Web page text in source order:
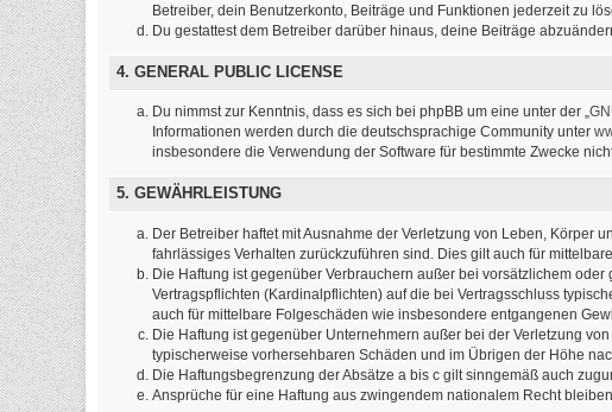
Betreiber, dein Benutzerkonto, Beiträge und Funktionen jederzeit zu
Du gestattest dem Betreiber darüber hinaus, deine Beiträge
4. GENERAL PUBLIC LICENSE
Du nimmst zur Kenntnis, dass es sich bei phpBB um eine unter der „
Informationen werden durch die deutschsprachige Community unter
insbesondere die Verwendung der Software für bestimmte Zwecke
5. GEWÄHRLEISTUNG
Der Betreiber haftet mit Ausnahme der Verletzung von Leben, Körper
fahrlässiges Verhalten zurückzuführen sind. Dies gilt auch für
Die Haftung ist gegenüber Verbrauchern außer bei vorsätzlichem
Vertragspflichten (Kardinalpflichten) auf die bei Vertragsschluss
auch für mittelbare Folgeschäden wie insbesondere entgangenen
Die Haftung ist gegenüber Unternehmern außer bei der Verletzung
typischerweise vorhersehbaren Schäden und im Übrigen der Höhe
Die Haftungsbegrenzung der Absätze a bis c gilt sinngemäß auch
Ansprüche für eine Haftung aus zwingendem nationalem Recht